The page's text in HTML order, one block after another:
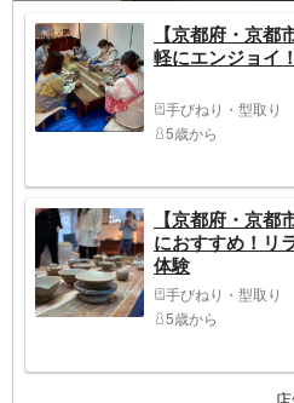
【京都府・京
軽にエンジョイ
手びねり・型取り
5歳から
【京都府・京
におすすめ！リ
体験
手びねり・型取り
5歳から